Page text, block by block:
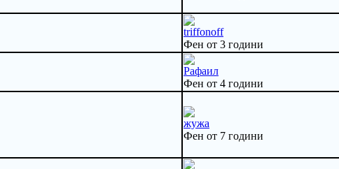
triffonoff
Фен от 3 години
Рафаил
Фен от 4 години
жужа
Фен от 7 години